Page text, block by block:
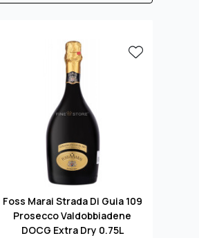
Foss Marai Strada Di Guia 109
Prosecco Valdobbiadene
DOCG Extra Dry 0.75L